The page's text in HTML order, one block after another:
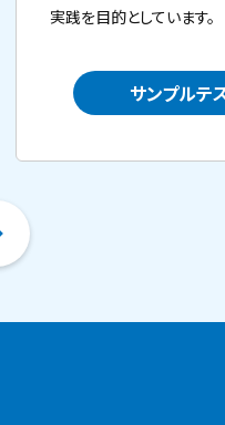
実践を目的としています。
サンプルテ